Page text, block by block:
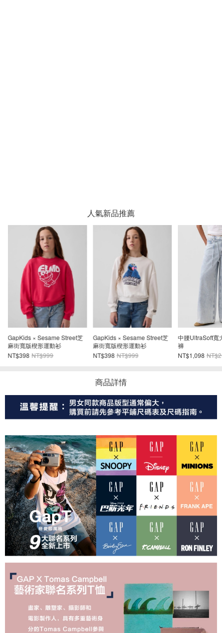
人氣新品推薦
GapKids × Sesame Street芝
麻街寬版楔形運動衫
NT$398 NT$999
GapKids × Sesame Street芝
麻街寬版楔形運動衫
NT$398 NT$999
中腰UltraSoft寬
褲
NT$1,098
商品詳情